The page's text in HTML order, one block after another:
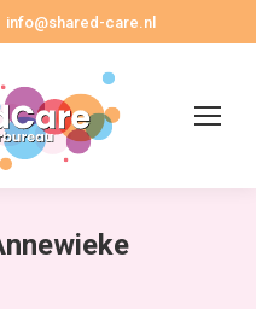
info@shared-care.nl